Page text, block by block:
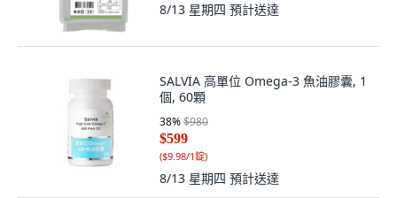
8/13 星期四 預計送達
SALVIA 高單位 Omega-3 魚油膠囊, 1
個, 60顆
38%$980
$599
($9.98/1錠)
8/13 星期四 預計送達